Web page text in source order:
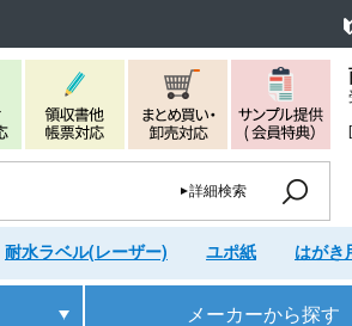
詳細検索
耐水ラベル(レーザー) ユポ紙 はがき
メーカーから探す